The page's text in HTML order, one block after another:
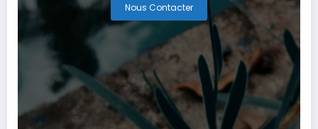
Nous Contacter